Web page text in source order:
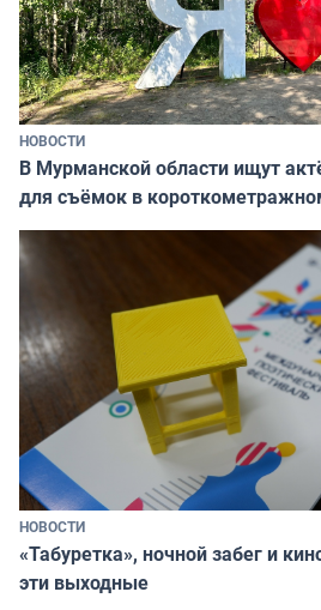
НОВОСТИ
В Мурманской области ищут
для съёмок в
НОВОСТИ
«Табуретка», ночной забег и
эти выходные